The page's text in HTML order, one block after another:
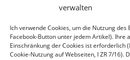
verwalten
Ich verwende Cookies, um die Nutzung
Facebook-Button unter jedem Artikel). Ihre
Einschränkung der Cookies ist erforderlich
Cookie-Nutzung auf Webseiten, I ZR 7/16).
2 KOMMENTARE